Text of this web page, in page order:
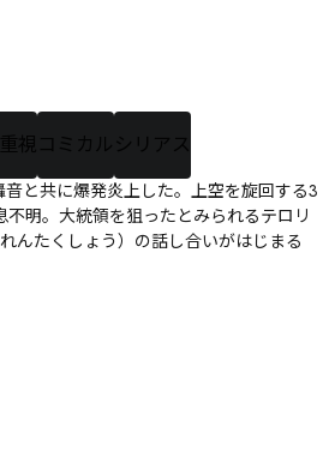
視 コミカル シリアス
と共に爆発炎上した。上空を旋回する3
明。大統領を狙ったとみられるテロリ
たくしょう）の話し合いがはじまる――